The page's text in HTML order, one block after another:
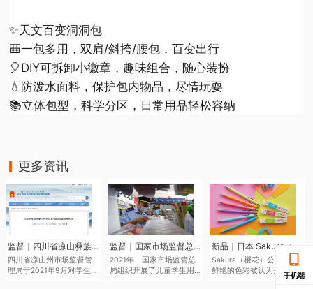
✨天文百变洞洞包
🎒一包多用，双肩/斜挎/腰包，百变出行
🎈DIY可拆卸小徽章，趣味组合，随心装扮
💧防泼水面料，保护包内物品，尽情玩耍
📚立体包型，科学分区，日常用品轻松容纳
更多资讯
监督｜四川省凉山彝族自治州市场监督管理局于近日发布了2021年第二批产品质量监督抽查结果
四川省凉山州市场监督管
理局于2021年9月对学生文
监督｜国家市场监督总局通报儿童学生用品产品2021年抽查情况
2021年，国家市场监管总
局组织开展了儿童学生用
Sakura（樱花）公司鉴于
鲜艳的色彩被认为是2022
年的色彩趋势，该品牌现
手机端